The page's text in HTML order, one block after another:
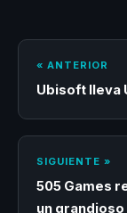
« ANTERIOR
Ubisoft lleva
SIGUIENTE »
505 Games
un